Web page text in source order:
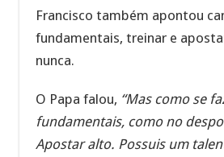
Francisco também apontou
fundamentais, treinar e
nunca.
O Papa falou, “Mas como se
fundamentais, como no
Apostar alto. Possuis um